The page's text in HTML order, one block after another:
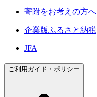
寄附をお考えの方へ
企業版ふるさと納税
JFA
ご利用ガイド・ポリシー